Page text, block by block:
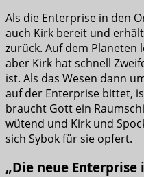
Als die Enterprise in den
auch Kirk bereit und
zurück. Auf dem Planeten
aber Kirk hat schnell
ist. Als das Wesen dann
auf der Enterprise bittet,
braucht Gott ein
wütend und Kirk und
sich Sybok für sie opfert.
„Die neue Enterprise